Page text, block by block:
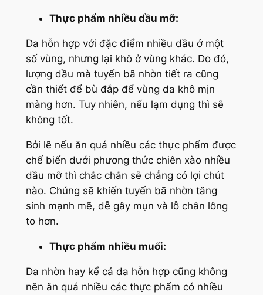
Thực phẩm nhiều dầu mỡ:
Da hỗn hợp với đặc điểm nhiều dầu ở một
số vùng, nhưng lại khô ở vùng khác. Do đó,
lượng dầu mà tuyến bã nhờn tiết ra cũng
cần thiết để bù đắp để vùng da khô mịn
màng hơn. Tuy nhiên, nếu lạm dụng thì sẽ
không tốt.
Bởi lẽ nếu ăn quá nhiều các thực phẩm được
chế biến dưới phương thức chiên xào nhiều
dầu mỡ thì chắc chắn sẽ chẳng có lợi chút
nào. Chúng sẽ khiến tuyến bã nhờn tăng
sinh mạnh mẽ, dễ gây mụn và lỗ chân lông
to hơn.
Thực phẩm nhiều muối:
Da nhờn hay kể cả da hỗn hợp cũng không
nên ăn quá nhiều các thực phẩm có nhiều